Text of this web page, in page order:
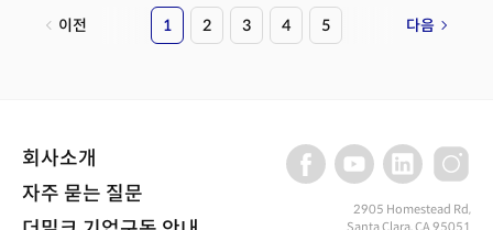
예상했다. 시간외 거래에서 메타의 주가는 예상치를 웃도는 실적 발표에 약
5% 상승한 모습을 보였다. 메타 주가는 사상 처음으로 주당 700달러선을
4분기 일일 활성 사용자 수가 33억 2000만 명이 될 것으로 예상한 바 있다.
이전 1 2 3 4 5 다음
회사소개
자주 묻는 질문
2905 Homestead Rd,
Santa Clara, CA 95051